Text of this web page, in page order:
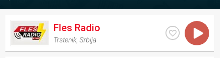
Fles Radio
Trstenik ,Srbija